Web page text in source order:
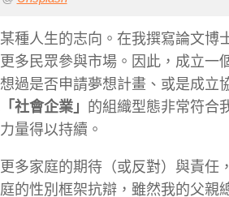
某種人生的志向。在我撰寫論文博
多民眾參與市場。因此，成立一
過是否申請夢想計畫、或是成立
「社會企業」 的組織型態非常符合
量得以持續。
多家庭的期待（或反對）與責任
的性別框架抗辯，雖然我的父親